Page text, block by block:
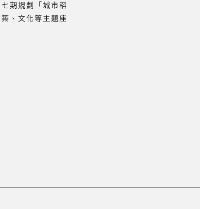
期規劃「城市稻
、文化等主題座